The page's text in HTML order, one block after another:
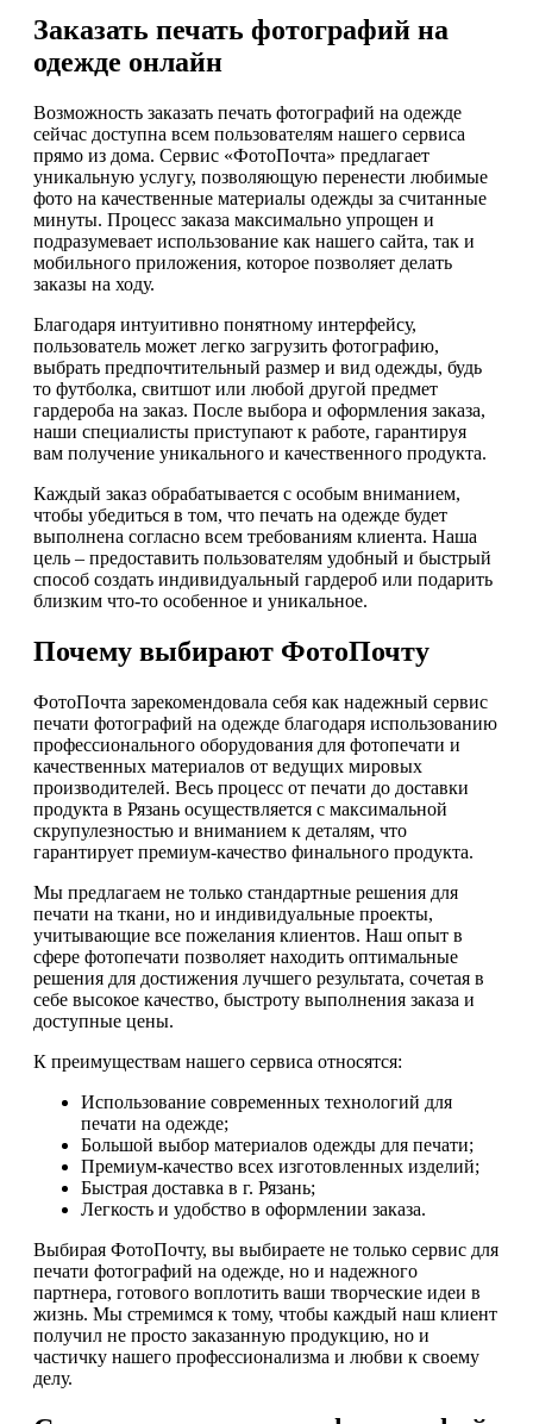
Заказать печать фотографий на
одежде онлайн
Возможность заказать печать фотографий на одежде
сейчас доступна всем пользователям нашего сервиса
прямо из дома. Сервис «ФотоПочта» предлагает
уникальную услугу, позволяющую перенести любимые
фото на качественные материалы одежды за считанные
минуты. Процесс заказа максимально упрощен и
подразумевает использование как нашего сайта, так и
мобильного приложения, которое позволяет делать
заказы на ходу.
Благодаря интуитивно понятному интерфейсу,
пользователь может легко загрузить фотографию,
выбрать предпочтительный размер и вид одежды, будь
то футболка, свитшот или любой другой предмет
гардероба на заказ. После выбора и оформления заказа,
наши специалисты приступают к работе, гарантируя
вам получение уникального и качественного продукта.
Каждый заказ обрабатывается с особым вниманием,
чтобы убедиться в том, что печать на одежде будет
выполнена согласно всем требованиям клиента. Наша
цель – предоставить пользователям удобный и быстрый
способ создать индивидуальный гардероб или подарить
близким что-то особенное и уникальное.
Почему выбирают ФотоПочту
ФотоПочта зарекомендовала себя как надежный сервис
печати фотографий на одежде благодаря использованию
профессионального оборудования для фотопечати и
качественных материалов от ведущих мировых
производителей. Весь процесс от печати до доставки
продукта в Рязань осуществляется с максимальной
скрупулезностью и вниманием к деталям, что
гарантирует премиум-качество финального продукта.
Мы предлагаем не только стандартные решения для
печати на ткани, но и индивидуальные проекты,
учитывающие все пожелания клиентов. Наш опыт в
сфере фотопечати позволяет находить оптимальные
решения для достижения лучшего результата, сочетая в
себе высокое качество, быстроту выполнения заказа и
доступные цены.
К преимуществам нашего сервиса относятся:
Использование современных технологий для
печати на одежде;
Большой выбор материалов одежды для печати;
Премиум-качество всех изготовленных изделий;
Быстрая доставка в г. Рязань;
Легкость и удобство в оформлении заказа.
Выбирая ФотоПочту, вы выбираете не только сервис для
печати фотографий на одежде, но и надежного
партнера, готового воплотить ваши творческие идеи в
жизнь. Мы стремимся к тому, чтобы каждый наш клиент
получил не просто заказанную продукцию, но и
частичку нашего профессионализма и любви к своему
делу.